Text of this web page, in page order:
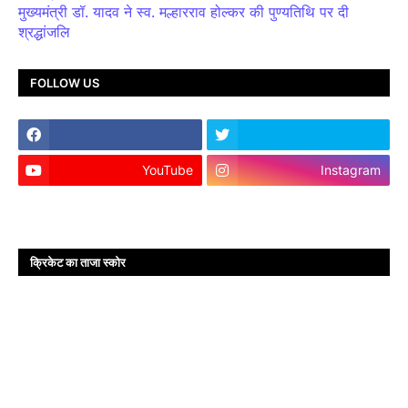
मुख्यमंत्री डॉ. यादव ने स्व. मल्हारराव होल्कर की पुण्यतिथि पर दी
श्रद्धांजलि
FOLLOW US
YouTube Instagram
क्रिकेट का ताजा स्कोर